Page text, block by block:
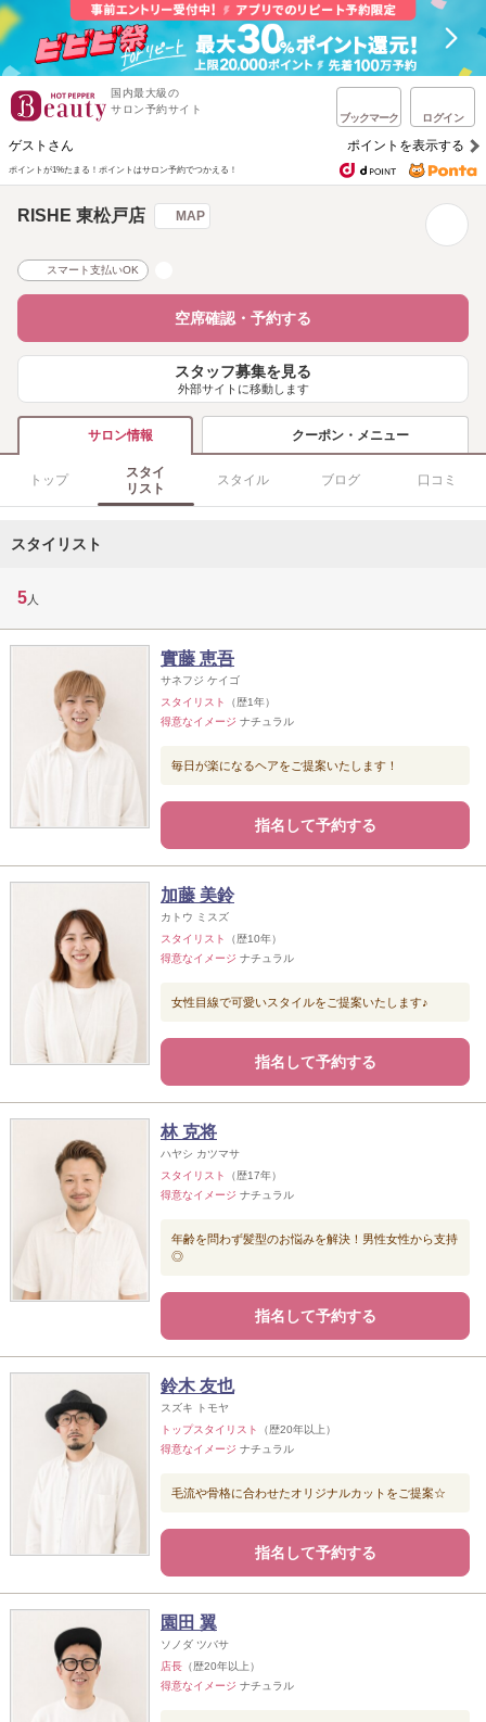
国内最大級の
サロン予約サイト
ブックマーク ログイン
ゲストさん ポイントを表示する
ポイントが1%たまる！ ポイントはサロン予約でつかえる！
RISHE 東松戸店 MAP
スマート支払いOK
空席確認・予約する
スタッフ募集を見る
外部サイトに移動します
サロン情報 クーポン・メニュー
トップ
スタイ
リスト
スタイル ブログ 口コミ
スタイリスト
5 人
實藤 恵吾
サネフジ ケイゴ
スタイリスト
（歴1年）
得意なイメージ ナチュラル
毎日が楽になるヘアをご提案いたします！
指名して予約する
加藤 美鈴
カトウ ミスズ
スタイリスト
（歴10年）
得意なイメージ ナチュラル
女性目線で可愛いスタイルをご提案いたします♪
指名して予約する
林 克将
ハヤシ カツマサ
スタイリスト
（歴17年）
得意なイメージ ナチュラル
年齢を問わず髪型のお悩みを解決！男性女性から支持
◎
指名して予約する
鈴木 友也
スズキ トモヤ
トップスタイリスト
（歴20年以上）
得意なイメージ ナチュラル
毛流や骨格に合わせたオリジナルカットをご提案☆
指名して予約する
園田 翼
ソノダ ツバサ
店長 （歴20年以上）
得意なイメージ ナチュラル